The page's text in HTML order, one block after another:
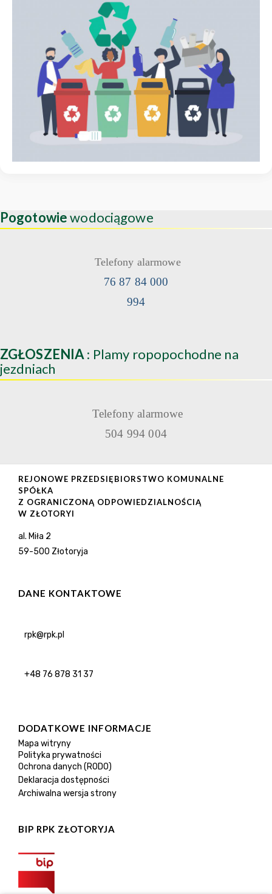
Pogotowiewodociągowe
Telefony alarmowe
76 87 84 000
994
ZGŁOSZENIA : Plamy ropopochodne na
jezdniach
Telefony alarmowe
504 994 004
REJONOWE PRZEDSIĘBIORSTWO KOMUNALNE
SPÓŁKA
Z OGRANICZONĄ ODPOWIEDZIALNOŚCIĄ
W ZŁOTORYI
al. Miła 2
59-500 Złotoryja
DANE KONTAKTOWE
rpk@rpk.pl
+48 76 878 31 37
DODATKOWE INFORMACJE
Mapa witryny
Polityka prywatności
Ochrona danych (RODO)
Deklaracja dostępności
Archiwalna wersja strony
BIP RPK ZŁOTORYJA